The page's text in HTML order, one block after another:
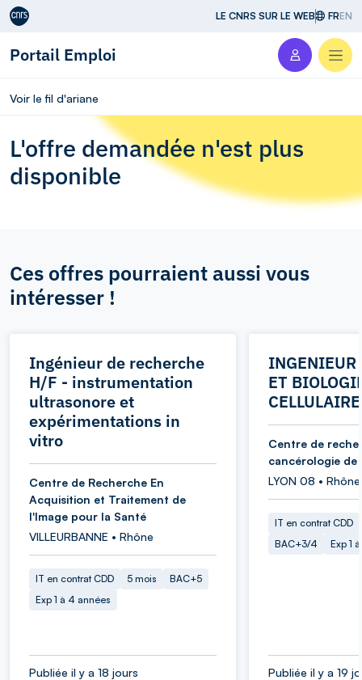
Aller au contenu LE CNRS SUR LE WEB FREN
Portail Emploi
Voir le fil d'ariane
L'offre demandée n'est plus
disponible
Ces offres pourraient aussi vous
intéresser !
Ingénieur de recherche
H/F - instrumentation
ultrasonore et
expérimentations in
vitro
Centre de Recherche En
Acquisition et Traitement de
l'Image pour la Santé
VILLEURBANNE • Rhône
IT en contrat CDD 5 mois
BAC+5
Exp 1 à 4 années
Publiée il y a 18 jours
ET
Centre de
cancérologie de
LYON 08 • Rhône
IT en contrat CDD
BAC+3/4
Exp 1
Publiée il y a 19